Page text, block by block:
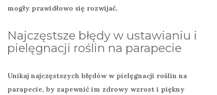
mogły prawidłowo się rozwijać.
Najczęstsze błędy w ustawianiu i
pielęgnacji roślin na parapecie
Unikaj najczęstszych błędów w pielęgnacji roślin na
parapecie, by zapewnić im zdrowy wzrost i piękny